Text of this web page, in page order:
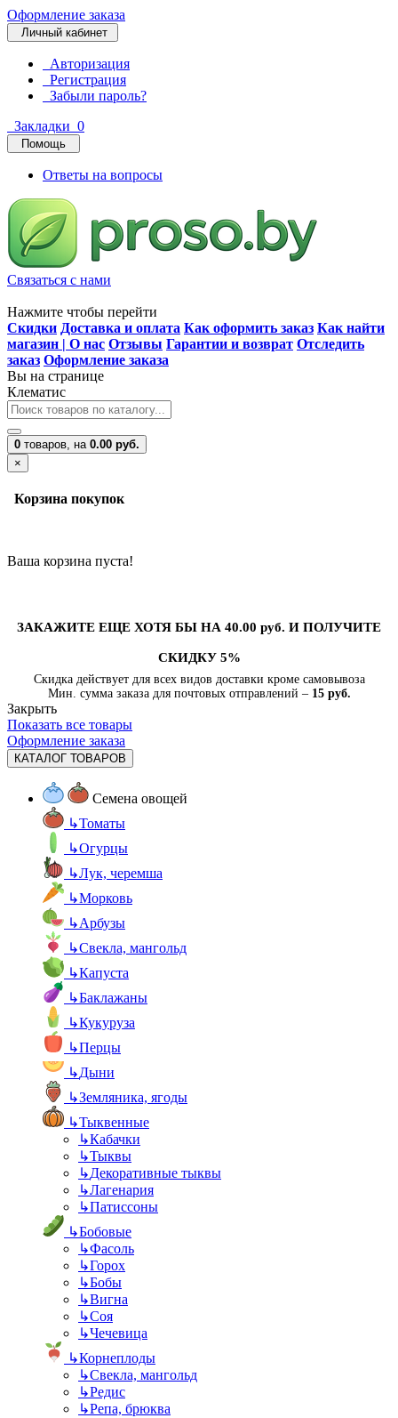
Оформление заказа
Личный кабинет
Авторизация
Регистрация
Забыли пароль?
Закладки 0
Помощь
Ответы на вопросы
Связаться с нами
Нажмите чтобы перейти
Скидки Доставка и оплата Как оформить заказ Как найти
магазин | О нас Отзывы Гарантии и возврат Отследить
заказ Оформление заказа
Вы на странице
Клематис
0 товаров, на 0.00 руб.
×
Корзина покупок
Ваша корзина пуста!
ЗАКАЖИТЕ ЕЩЕ ХОТЯ БЫ НА 40.00 руб. И ПОЛУЧИТЕ
СКИДКУ 5%
Скидка действует для всех видов доставки кроме самовывоза
Мин. сумма заказа для почтовых отправлений – 15 руб.
Закрыть
Показать все товары
Оформление заказа
КАТАЛОГ ТОВАРОВ
Семена овощей
↳Томаты
↳Огурцы
↳Лук, черемша
↳Морковь
↳Арбузы
↳Свекла, мангольд
↳Капуста
↳Баклажаны
↳Кукуруза
↳Перцы
↳Дыни
↳Земляника, ягоды
↳Тыквенные
↳Кабачки
↳Тыквы
↳Декоративные тыквы
↳Лагенария
↳Патиссоны
↳Бобовые
↳Фасоль
↳Горох
↳Бобы
↳Вигна
↳Соя
↳Чечевица
↳Корнеплоды
↳Свекла, мангольд
↳Редис
↳Репа, брюква